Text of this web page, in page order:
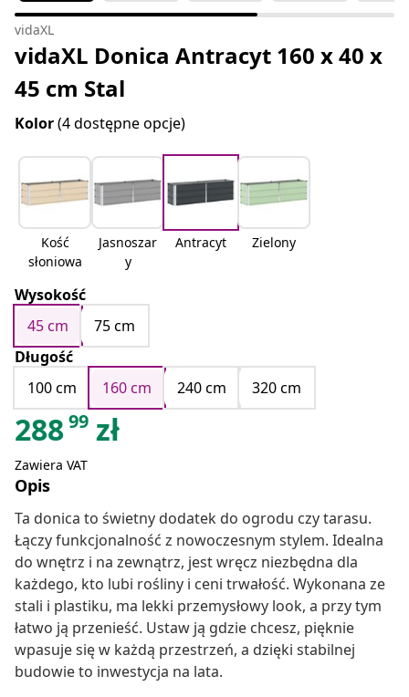
vidaXL
vidaXL Donica Antracyt 160 x 40 x
45 cm Stal
Kolor(4 dostępne opcje)
Kość
słoniowa
Jasnoszar
y
Antracyt Zielony
Wysokość
45 cm
75 cm
Długość
100 cm
160 cm 240 cm 320 cm
28899 zł
Zawiera VAT
Opis
Ta donica to świetny dodatek do ogrodu czy tarasu.
Łączy funkcjonalność z nowoczesnym stylem. Idealna
do wnętrz i na zewnątrz, jest wręcz niezbędna dla
każdego, kto lubi rośliny i ceni trwałość. Wykonana ze
stali i plastiku, ma lekki przemysłowy look, a przy tym
łatwo ją przenieść. Ustaw ją gdzie chcesz, pięknie
wpasuje się w każdą przestrzeń, a dzięki stabilnej
budowie to inwestycja na lata.